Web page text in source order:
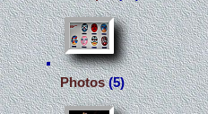
Photos(5)